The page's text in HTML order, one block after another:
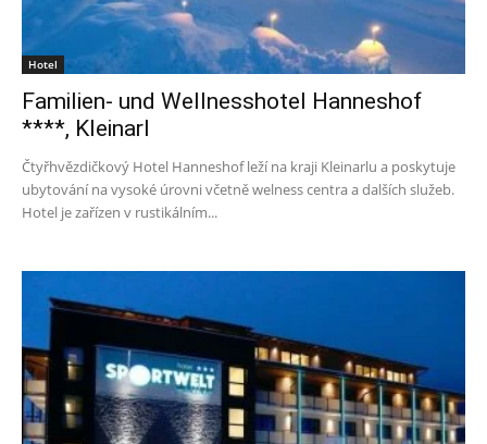
Hotel
Familien- und Wellnesshotel Hanneshof
****, Kleinarl
Čtyřhvězdičkový Hotel Hanneshof leží na kraji Kleinarlu a poskytuje
ubytování na vysoké úrovni včetně welness centra a dalších služeb.
Hotel je zařízen v rustikálním...